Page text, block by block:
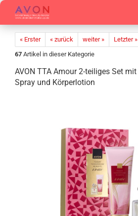
« Erster « zurück weiter »
Letzter »
67 Artikel in dieser Kategorie
AVON TTA Amour 2-​teiliges Set
Spray und Kör­per­lo­tion